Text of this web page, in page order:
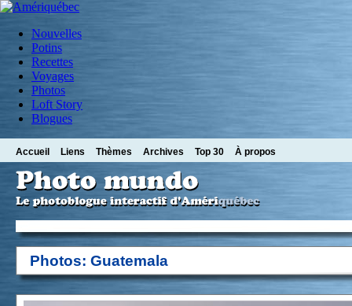
Nouvelles
Potins
Recettes
Voyages
Photos
Loft Story
Blogues
Accueil Liens Thèmes Archives Top 30 À propos
Photos: Guatemala